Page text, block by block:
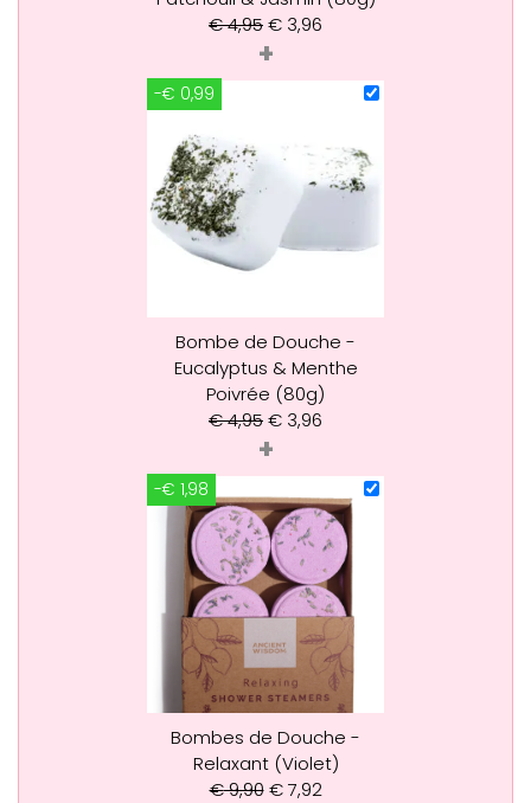
€4,95€ 3,96
+
-€ 0,99
Bombe de Douche -
Eucalyptus & Menthe
Poivrée (80g)
€4,95€ 3,96
+
-€ 1,98
Bombes de Douche -
Relaxant (Violet)
€9,90 €7,92